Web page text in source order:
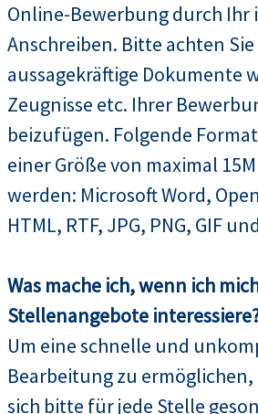
Online-Bewerbung durch Ihr
Anschreiben. Bitte achten
aussagekräftige Dokumente
Zeugnisse etc. Ihrer
beizufügen. Folgende
einer Größe von maximal
werden: Microsoft Word,
HTML, RTF, JPG, PNG, GIF
Was mache ich, wenn ich
Stellenangebote
Um eine schnelle und
Bearbeitung zu ermöglichen,
sich bitte für jede Stelle